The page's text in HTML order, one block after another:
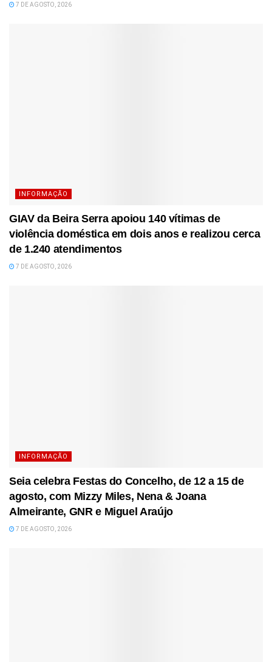
7 DE AGOSTO, 2026
INFORMAÇÃO
GIAV da Beira Serra apoiou 140 vítimas de
violência doméstica em dois anos e realizou cerca
de 1.240 atendimentos
7 DE AGOSTO, 2026
INFORMAÇÃO
Seia celebra Festas do Concelho, de 12 a 15 de
agosto, com Mizzy Miles, Nena & Joana
Almeirante, GNR e Miguel Araújo
7 DE AGOSTO, 2026